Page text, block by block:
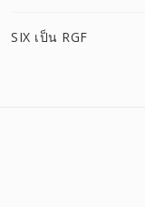
SIX เป็น RGF